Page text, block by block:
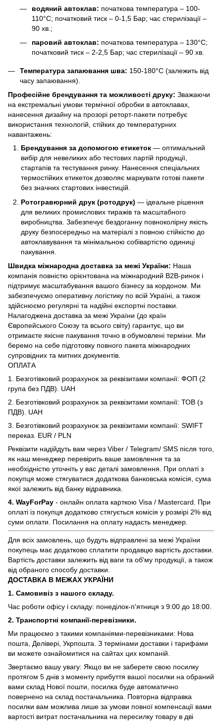
водяний автоклав: початкова температура – 100-
110°C; початковий тиск – 0-1,5 Бар; час стерилізації –
90 хв.;
паровий автоклав: початкова температура – 130°C;
початковий тиск – 2-2,5 Бар; час стерилізації – 90 хв.
Температура запаювання шва: 150-180°C (залежить від
часу запаювання).
Професійне брендування та можливості друку: Зважаючи
на екстремальні умови термічної обробки в автоклавах,
нанесення дизайну на прозорі реторт-пакети потребує
використання технологій, стійких до температурних
навантажень:
Брендування за допомогою етикеток — оптимальний
вибір для невеликих або тестових партій продукції,
стартапів та тестування ринку. Нанесення спеціальних
термостійких етикеток дозволяє маркувати готові пакети
без значних стартових інвестицій.
Ротогравюрний друк (ротодрук) — ідеальне рішення
для великих промислових тиражів та масштабного
виробництва. Забезпечує бездоганну повноколірну якість
друку безпосередньо на матеріалі з повною стійкістю до
автоклавування та мінімальною собівартістю одиниці
пакування.
Швидка міжнародна доставка за межі України: Наша
компанія повністю орієнтована на міжнародний B2B-ринок і
підтримує масштабування вашого бізнесу за кордоном. Ми
забезпечуємо оперативну логістику по всій Україні, а також
здійснюємо регулярні та надійні експортні поставки.
Налагоджена доставка за межі України (до країн
Європейського Союзу та всього світу) гарантує, що ви
отримаєте якісне пакування точно в обумовлені терміни. Ми
беремо на себе підготовку повного пакета міжнародних
супровідних та митних документів.
ОПЛАТА
1. Безготівковий розрахунок за реквізитами компанії: ФОП (2
група без ПДВ). UAH
2. Безготівковий розрахунок за реквізитами компанії: ТОВ (з
ПДВ). UAH
3. Безготівковий розрахунок за реквізитами компанії: SWIFT
переказ. EUR / PLN
Реквізити надійдуть вам через Viber / Telegram/ SMS після того,
як наш менеджер перевірить ваше замовлення та за
необхідністю уточніть у вас деталі замовлення. При оплаті з
покупця може стягуватися додаткова банковська комісія, сума
якої залежить від банку відравника.
4. WayForPay - онлайн оплата карткою Visa / Mastercard. При
оплаті із покупця додатково стягується комісія у розмірі 2% від
суми оплати. Посилання на оплату надасть менеджер.
Для всіх замовлень, що будуть відправлені за межі України
покупець має додатково сплатити продавцю вартість доставки.
Вартість доставки залежить від ваги та об'му продукції, а також
від обраного способу доставки.
ДОСТАВКА В МЕЖАХ УКРАЇНИ
1. Самовивіз з нашого складу.
Час роботи офісу і складу: понеділок-п'ятниця з 9:00 до 18:00.
2. Транспортні компанії-перевізники.
Ми працюємо з такими компаніями-перевізниками: Нова
пошта, Делівері, Укрпошта. З термінами доставки і тарифами
ви можете ознайомитися на сайтах цих компаній.
Звертаємо вашу увагу: Якщо ви не заберете свою посилку
протягом 5 днів з моменту прибуття вашої посилки на обраний
вами склад Нової пошти, посилка буде автоматично
повернено на склад постачальника. Повторна відправка
посилки вам можлива лише за умови повної компенсації вами
вартості витрат постачальника на пересилку товару в дві